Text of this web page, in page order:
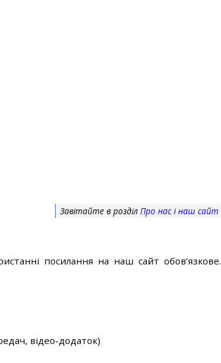
Завітайте в розділ Про нас і наш сайт
посилання на наш сайт обов’язкове.
відео-додаток)